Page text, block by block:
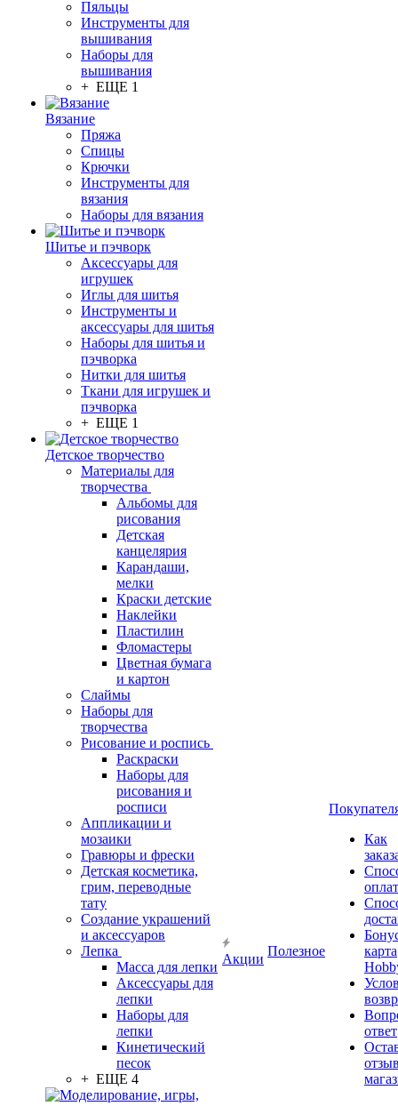
Пяльцы
Инструменты для
вышивания
Наборы для
вышивания
+ ЕЩЕ 1
Вязание
Пряжа
Спицы
Крючки
Инструменты для
вязания
Наборы для вязания
Шитье и пэчворк
Аксессуары для
игрушек
Иглы для шитья
Инструменты и
аксессуары для шитья
Наборы для шитья и
пэчворка
Нитки для шитья
Ткани для игрушек и
пэчворка
+ ЕЩЕ 1
Детское творчество
Материалы для
творчества
Альбомы для
рисования
Детская
канцелярия
Карандаши,
мелки
Краски детские
Наклейки
Пластилин
Фломастеры
Цветная бумага
и картон
Слаймы
Наборы для
творчества
Рисование и роспись
Раскраски
Наборы для
рисования и
росписи
Аппликации и
мозаики
Гравюры и фрески
Детская косметика,
грим, переводные
тату
Создание украшений
и аксессуаров
Лепка
Масса для лепки
Аксессуары для
лепки
Наборы для
лепки
Кинетический
песок
+ ЕЩЕ 4
Акции
Полезное
Как
карта
ответ